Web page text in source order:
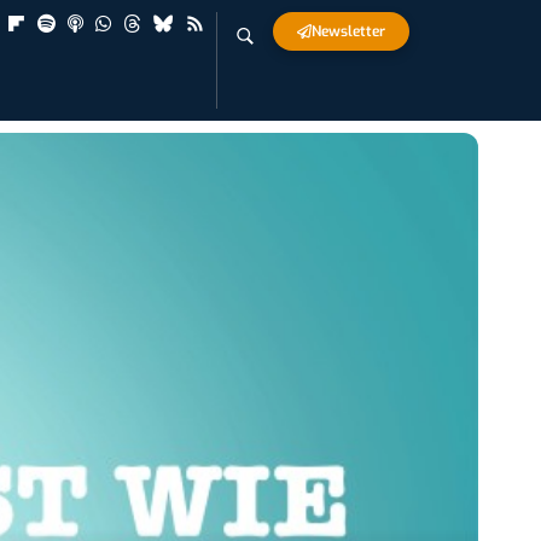
Newsletter